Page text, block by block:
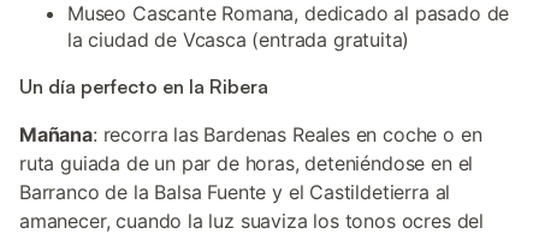
Museo Cascante Romana, dedicado al pasado de
la ciudad de Vcasca (entrada gratuita)
Un día perfecto en la Ribera
Mañana: recorra las Bardenas Reales en coche o en
ruta guiada de un par de horas, deteniéndose en el
Barranco de la Balsa Fuente y el Castildetierra al
amanecer, cuando la luz suaviza los tonos ocres del